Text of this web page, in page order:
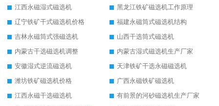
江西永磁湿式磁选机
黑龙江铁矿磁选机工作原理
辽宁铁矿干式磁选机价格
福建永磁筒式磁选机结构
吉林永磁筒式强磁选机
山西干选筒式磁选机
内蒙古干选磁选机调整
内蒙古湿式磁选机生产厂家
安徽湿式逆流磁选机
天津铁矿干选永磁磁选机
潍坊铁矿磁选机价格
广西永磁铁矿磁选机
江西永磁干选磁选机
有前景的河砂磁选机生产厂家